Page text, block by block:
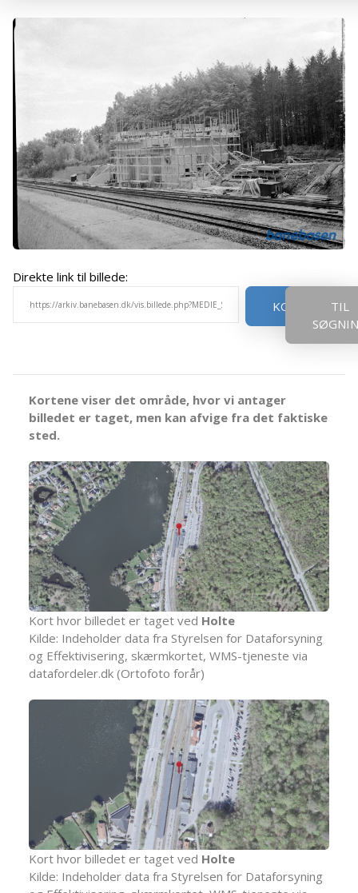
Direkte link til billede:
KOPIER
TIL
Kortene viser det område, hvor vi antager
billedet er taget, men kan afvige fra det faktiske
sted.
Kort hvor billedet er taget ved Holte
Kilde: Indeholder data fra Styrelsen for Dataforsyning
og Effektivisering, skærmkortet, WMS-tjeneste via
datafordeler.dk (Ortofoto forår)
Kort hvor billedet er taget ved Holte
Kilde: Indeholder data fra Styrelsen for Dataforsyning